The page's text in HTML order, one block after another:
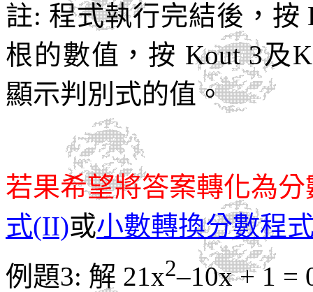
註: 程式執行完結後 ，
根的數值，按 Kout 3及
顯示判別式的值。
若果希望將答案轉化為
式(II)或小數轉換分數程
例題3: 解 21x2–10x + 1 =